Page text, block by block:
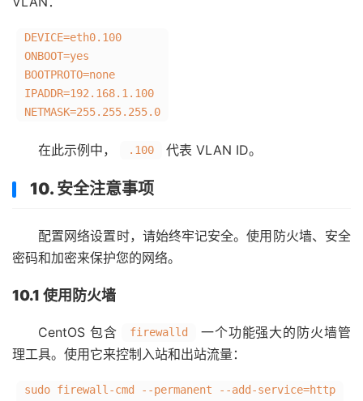
DEVICE=eth0.100
ONBOOT=yes
BOOTPROTO=none
IPADDR=192.168.1.100
NETMASK=255.255.255.0
在此示例中， .100 代表 VLAN ID。
10. 安全注意事项
配置网络设置时，请始终牢记安全。使用防火墙、安全
密码和加密来保护您的网络。
10.1 使用防火墙
CentOS 包含 firewalld
一个功能强大的防火墙管
理工具。使用它来控制入站和出站流量：
sudo firewall-cmd --permanent --add-service=http